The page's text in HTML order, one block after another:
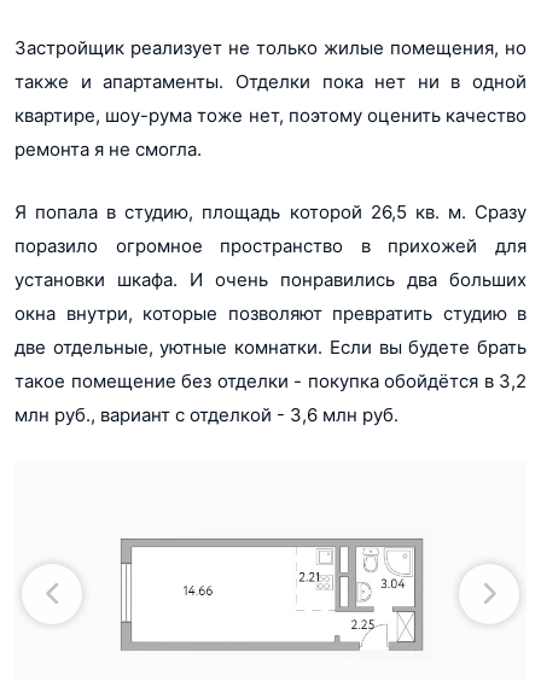
Застройщик реализует не только жилые помещения, но
также и апартаменты. Отделки пока нет ни в одной
квартире, шоу-рума тоже нет, поэтому оценить качество
ремонта я не смогла.
Я попала в студию, площадь которой 26,5 кв. м. Сразу
поразило огромное пространство в прихожей для
установки шкафа. И очень понравились два больших
окна внутри, которые позволяют превратить студию в
две отдельные, уютные комнатки. Если вы будете брать
такое помещение без отделки - покупка обойдётся в 3,2
млн руб., вариант с отделкой - 3,6 млн руб.